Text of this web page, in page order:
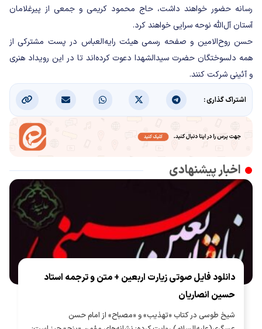
رسانه حضور خواهند داشت، حاج محمود کریمی و جمعی از پیرغلامان
آستان آل‌الله نوحه سرایی خواهند کرد.
حسن روح‌الامین و صفحه رسمی هیئت رایه‌العباس در پست مشترکی از
همه دلسوختگان حضرت سیدالشهدا دعوت کرده‌اند تا در این رویداد هنری
و آئینی شرکت کنند.
اشتراک گذاری :
اخبار پیشنهادی
دانلود فایل صوتی زیارت اربعین + متن و ترجمه استاد
حسین انصاریان
شیخ طوسی در کتاب «تهذیب» و «مصباح» از امام حسن